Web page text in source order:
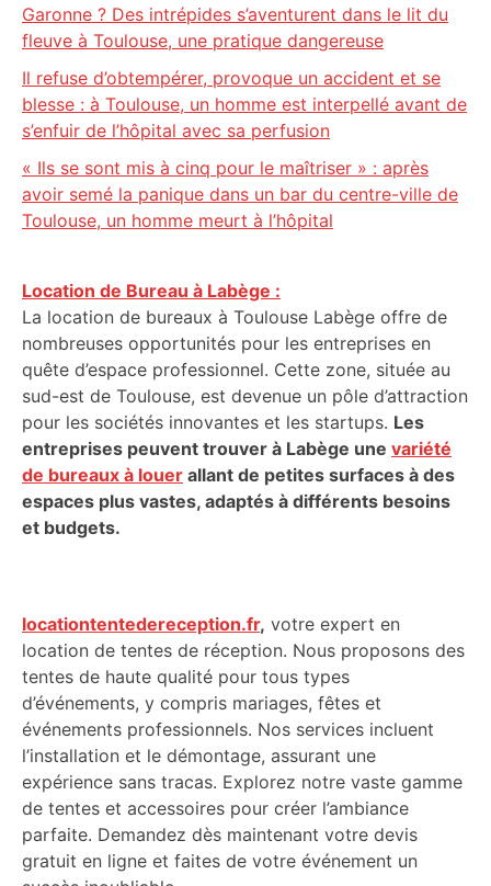
Garonne ? Des intrépides s’aventurent dans le lit du
fleuve à Toulouse, une pratique dangereuse
Il refuse d’obtempérer, provoque un accident et se
blesse : à Toulouse, un homme est interpellé avant de
s’enfuir de l’hôpital avec sa perfusion
« Ils se sont mis à cinq pour le maîtriser » : après
avoir semé la panique dans un bar du centre-ville de
Toulouse, un homme meurt à l’hôpital
Location de Bureau à Labège :
La location de bureaux à Toulouse Labège offre de
nombreuses opportunités pour les entreprises en
quête d’espace professionnel. Cette zone, située au
sud-est de Toulouse, est devenue un pôle d’attraction
pour les sociétés innovantes et les startups. Les
entreprises peuvent trouver à Labège une variété
de bureaux à louer allant de petites surfaces à des
espaces plus vastes, adaptés à différents besoins
et budgets.
locationtentedereception.fr, votre expert en
location de tentes de réception. Nous proposons des
tentes de haute qualité pour tous types
d’événements, y compris mariages, fêtes et
événements professionnels. Nos services incluent
l’installation et le démontage, assurant une
expérience sans tracas. Explorez notre vaste gamme
de tentes et accessoires pour créer l’ambiance
parfaite. Demandez dès maintenant votre devis
gratuit en ligne et faites de votre événement un